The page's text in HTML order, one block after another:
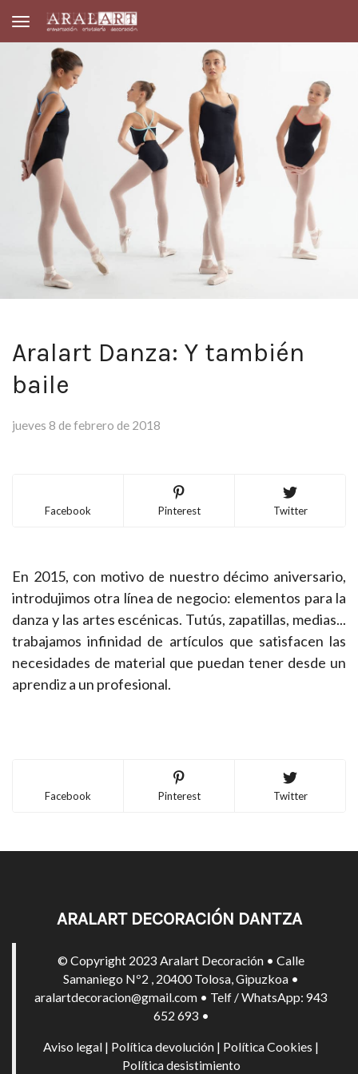
Toggle navigation
Aralart Danza: Y también
baile
jueves 8 de febrero de 2018
Facebook Pinterest Twitter
En 2015, con motivo de nuestro décimo aniversario,
introdujimos otra línea de negocio: elementos para la
danza y las artes escénicas. Tutús, zapatillas, medias...
trabajamos infinidad de artículos que satisfacen las
necesidades de material que puedan tener desde un
aprendiz a un profesional.
Facebook Pinterest Twitter
ARALART DECORACIÓN DANTZA
© Copyright 2023 Aralart Decoración • Calle
Samaniego Nº2 , 20400 Tolosa, Gipuzkoa •
aralartdecoracion@gmail.com • Telf / WhatsApp: 943
652 693 •
Aviso legal | Política devolución | Política Cookies |
Política desistimiento